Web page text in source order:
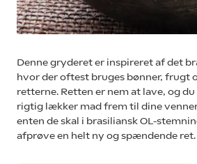
Denne gryderet er inspireret af det
hvor der oftest bruges bønner, frugt
retterne. Retten er nem at lave, og
rigtig lækker mad frem til dine
enten de skal i brasiliansk OL-
afprøve en helt ny og spændende ret.